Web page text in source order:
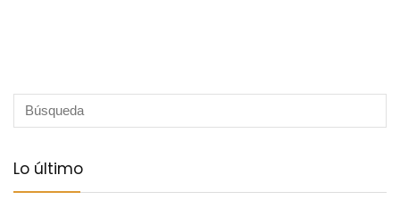
Lo último